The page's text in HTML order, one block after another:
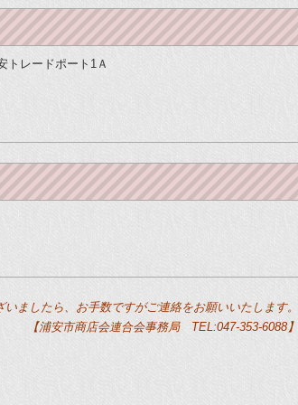
レードポート1Ａ
ましたら、お手数ですがご連絡をお願いいたします。
【浦安市商店会連合会事務局 TEL:047-353-6088】